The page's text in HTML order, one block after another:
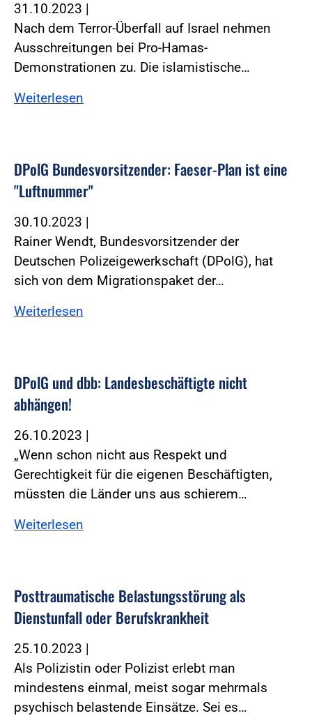
31.10.2023 |
Nach dem Terror-Überfall auf Israel nehmen
Ausschreitungen bei Pro-Hamas-
Demonstrationen zu. Die islamistische…
Weiterlesen
DPolG Bundesvorsitzender: Faeser-Plan ist eine
"Luftnummer"
30.10.2023 |
Rainer Wendt, Bundesvorsitzender der
Deutschen Polizeigewerkschaft (DPolG), hat
sich von dem Migrationspaket der…
Weiterlesen
DPolG und dbb: Landesbeschäftigte nicht
abhängen!
26.10.2023 |
„Wenn schon nicht aus Respekt und
Gerechtigkeit für die eigenen Beschäftigten,
müssten die Länder uns aus schierem…
Weiterlesen
Posttraumatische Belastungsstörung als
Dienstunfall oder Berufskrankheit
25.10.2023 |
Als Polizistin oder Polizist erlebt man
mindestens einmal, meist sogar mehrmals
psychisch belastende Einsätze. Sei es…